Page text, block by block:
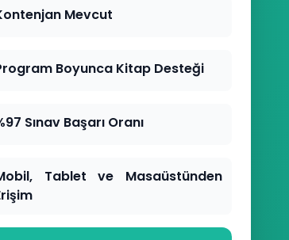
Mevcut
Boyunca Kitap Desteği
Sınav Başarı Oranı
Tablet ve Masaüstünden